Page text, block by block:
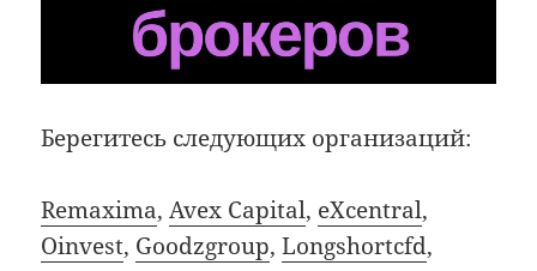
Берегитесь следующих организаций:
Remaxima,Avex Capital, eXcentral,
Oinvest, Goodzgroup,Longshortcfd,